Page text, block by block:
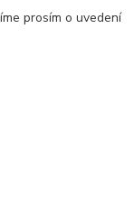
prosím o uvedení